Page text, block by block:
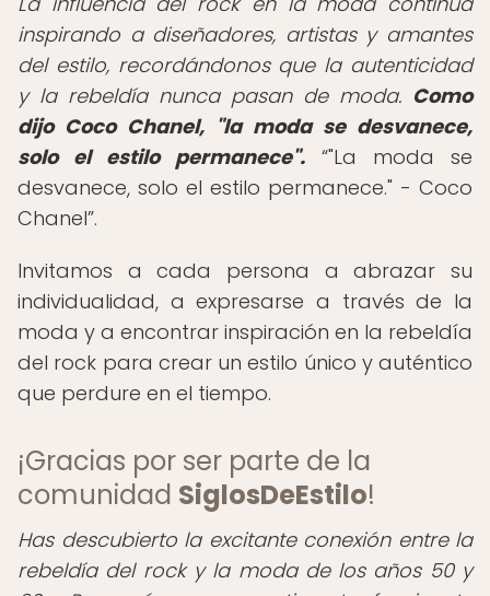
inspirando a diseñadores, artistas y amantes
del estilo, recordándonos que la autenticidad
y la rebeldía nunca pasan de moda. Como
dijo Coco Chanel, "la moda se desvanece,
solo el estilo permanece".
"La moda se
desvanece, solo el estilo permanece." - Coco
Chanel .
Invitamos a cada persona a abrazar su
individualidad, a expresarse a través de la
moda y a encontrar inspiración en la rebeldía
del rock para crear un estilo único y auténtico
que perdure en el tiempo.
¡Gracias por ser parte de la
comunidad SiglosDeEstilo!
Has descubierto la excitante conexión entre la
rebeldía del rock y la moda de los años 50 y